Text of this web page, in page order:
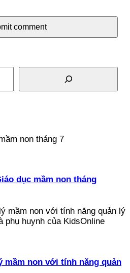
comment
dục mầm non tháng
mầm non với tính năng quản